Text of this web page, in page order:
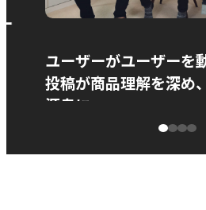
ユーザーがユーザーを
投稿が商品理解を深め
源泉に